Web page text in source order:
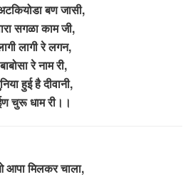
बण जासी,
सगळा काम जी,
लागी रे लगन,
बाबोसा रे नाम री,
हुई है दीवानी,
चुरू धाम री।।
मिलकर चाला,